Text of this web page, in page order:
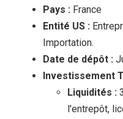
Pays : France
Entité US :
Importation.
Date de dépôt :
Investissement
Liquidités :
l'entrepôt,